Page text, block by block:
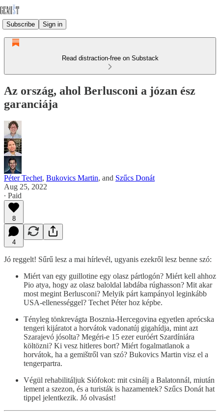
Subscribe Sign in
Read distraction-free on Substack
Az ország, ahol Berlusconi a józan ész
garanciája
Péter Techet, Bukovics Martin, and Szűcs Donát
Aug 25, 2022
∙ Paid
8
4
Jó reggelt! Sűrű lesz a mai hírlevél, ugyanis ezekről lesz benne szó:
Miért van egy guillotine egy olasz pártlogón? Miért kell ahhoz
Pio atya, hogy az olasz baloldal labdába rúghasson? Mit akar
most megint Berlusconi? Melyik párt kampányol leginkább
USA-ellenességgel? Techet Péter hoz képbe.
Tényleg tönkrevágta Bosznia-Hercegovina egyetlen aprócska
tengeri kijáratot a horvátok vadonatúj gigahídja, mint azt
Szarajevó jósolta? Megéri-e 15 ezer euróért Szardíniára
költözni? Ki vesz hitleres bort? Miért fogalmatlanok a
horvátok, ha a gemištről van szó? Bukovics Martin visz el a
tengerpartra.
Végül rehabilitáljuk Siófokot: mit csinálj a Balatonnál, miután
lement a szezon, és a turisták is hazamentek? Szűcs Donát hat
tippel jelentkezik. Jó olvasást!